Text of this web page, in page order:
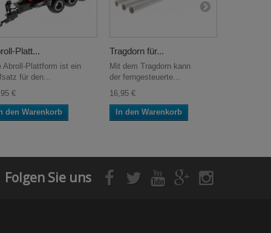
Platt...
Abroll-Plattform ist ein
für den...
€
den Warenkorb
Tragdorn für...
Mit dem Tragdorn kann
der ferngesteuerte...
16,95 €
In den Warenkorb
Folgen Sie uns